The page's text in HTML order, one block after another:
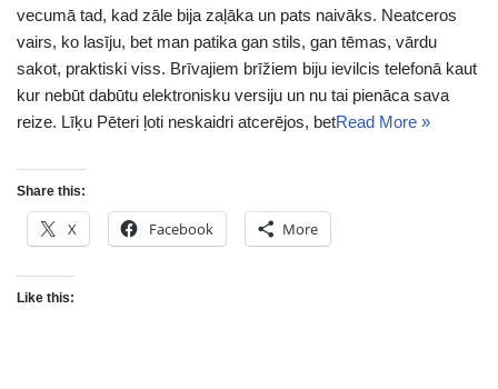
vecumā tad, kad zāle bija zaļāka un pats naivāks. Neatceros
vairs, ko lasīju, bet man patika gan stils, gan tēmas, vārdu
sakot, praktiski viss. Brīvajiem brīžiem biju ievilcis telefonā kaut
kur nebūt dabūtu elektronisku versiju un nu tai pienāca sava
reize. Līķu Pēteri ļoti neskaidri atcerējos, betRead More »
Share this:
X Facebook More
Like this: